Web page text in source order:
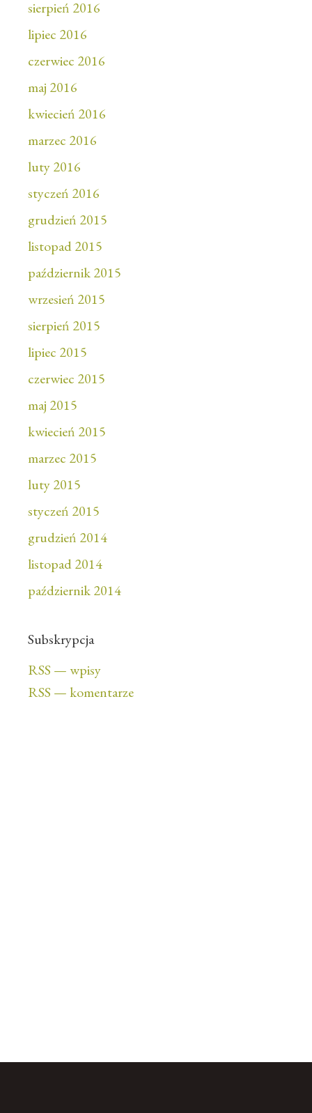
sierpień 2016
lipiec 2016
czerwiec 2016
maj 2016
kwiecień 2016
marzec 2016
luty 2016
styczeń 2016
grudzień 2015
listopad 2015
październik 2015
wrzesień 2015
sierpień 2015
lipiec 2015
czerwiec 2015
maj 2015
kwiecień 2015
marzec 2015
luty 2015
styczeń 2015
grudzień 2014
listopad 2014
październik 2014
Subskrypcja
RSS — wpisy
RSS — komentarze